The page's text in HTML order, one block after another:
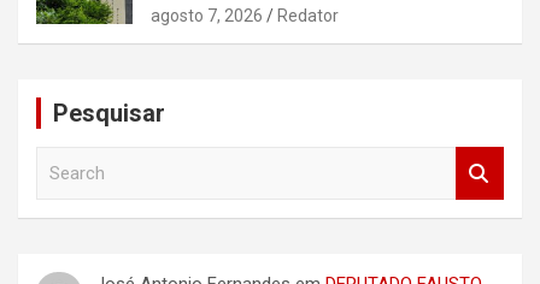
agosto 7, 2026 Redator
Pesquisar